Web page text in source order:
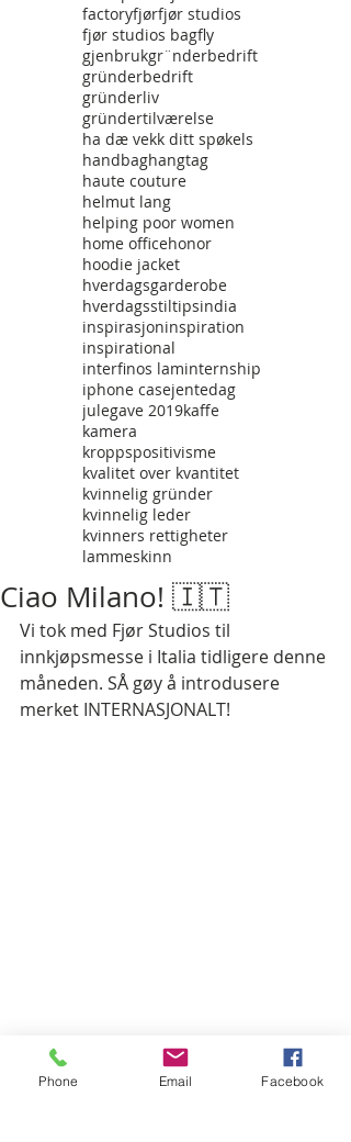
factoryfjørfjør studios
fjør studios bagfly
gjenbrukgr¨nderbedrift
gründerbedrift
gründerliv
gründertilværelse
ha dæ vekk ditt spøkels
handbaghangtag
haute couture
helmut lang
helping poor women
home officehonor
hoodie jacket
hverdagsgarderobe
hverdagsstiltipsindia
inspirasjoninspiration
inspirational
interfinos laminternship
iphone casejentedag
julegave 2019kaffe
kamera
kroppspositivisme
kvalitet over kvantitet
kvinnelig gründer
kvinnelig leder
kvinners rettigheter
lammeskinn
Ciao Milano! 🇮🇹
Vi tok med Fjør Studios til
innkjøpsmesse i Italia tidligere denne
måneden. SÅ gøy å introdusere
merket INTERNASJONALT!
Phone Email Facebook